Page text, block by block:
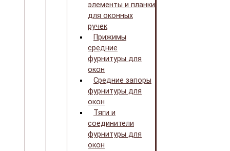
элементы и планки
для оконных
ручек
Прижимы
средние
фурнитуры для
окон
Средние запоры
фурнитуры для
окон
Тяги и
соединители
фурнитуры для
окон